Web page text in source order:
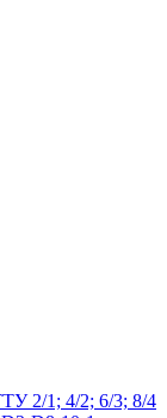
2/1; 4/2; 6/3; 8/4